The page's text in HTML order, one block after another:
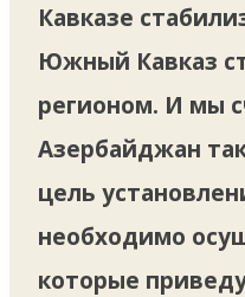
Кавказе
Южный Кавказ
регионом. И мы
Азербайджан
цель
необходимо
которые